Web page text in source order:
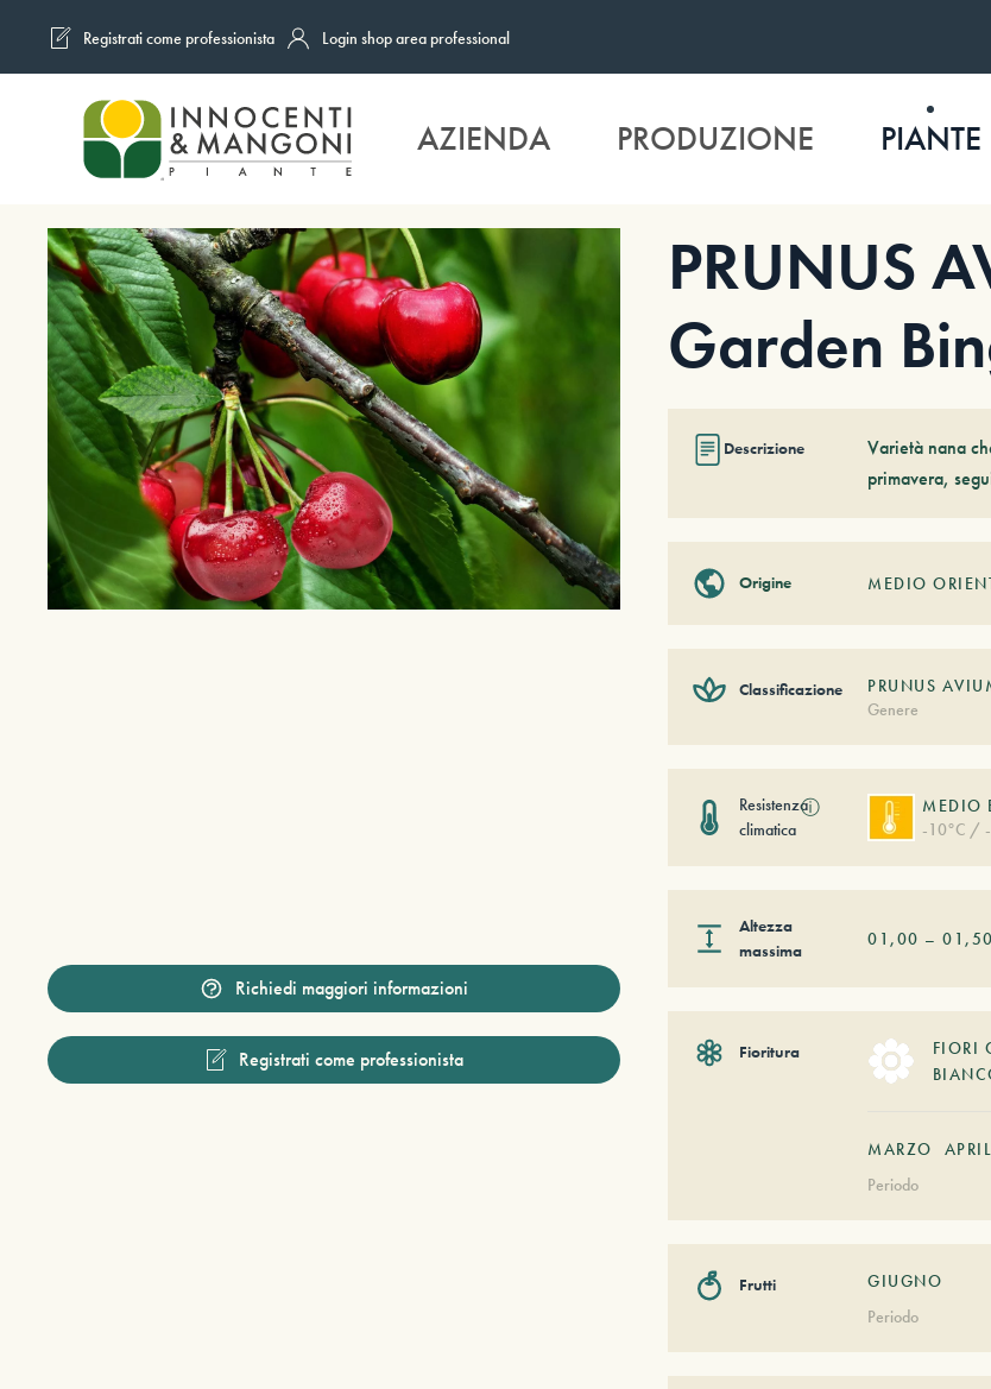
Skip to main content
Registrati come professionista Login shop area professional
AZIENDA PRODUZIONE PIANTE
Richiedi maggiori informazioni
Registrati come professionista
PRUNUS
Garden
Descrizione
Varietà nana
primavera,
Origine MEDIO
Classificazione
PRUNUS
Genere
Resistenza
climatica
ⓘ
MEDIO
-10°C / -
Altezza
massima
01,00 –01,50
Fioritura
FIORI
MARZO
Periodo
Frutti
GIUGNO
Periodo